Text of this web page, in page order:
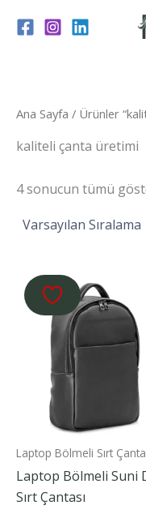
atla
Ana Sayfa / Ürünler
kaliteli çanta üretimi
4 sonucun tümü
Laptop Bölmeli Sırt
Laptop Bölmeli Suni
Sırt Çantası